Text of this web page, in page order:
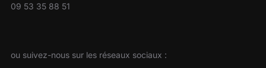
09 53 35 88 51
ou suivez-nous sur les réseaux sociaux :